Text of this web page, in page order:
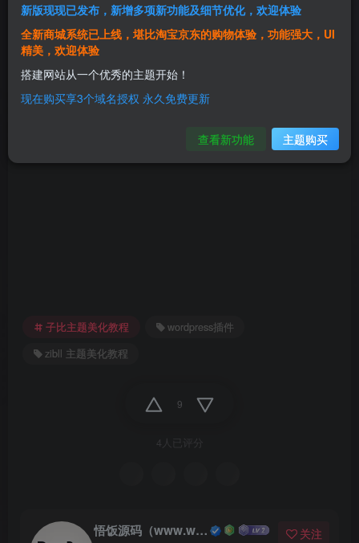
启用插件–>>外观–>>Zibll 字体定制
插件下载
子比主题美化教程
wordpress插件
zibll 主题美化教程
9
4人已评分
悟饭源码（www.wfanym.com） 关注
新版现现已发布，新增多项新功能及细节优化，欢迎体验
全新商城系统已上线，堪比淘宝京东的购物体验，功能强大，UI
精美，欢迎体验
搭建网站从一个优秀的主题开始！
现在购买享3个域名授权 永久免费更新
查看新功能 主题购买